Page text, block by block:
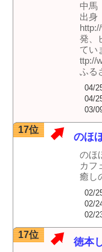
中馬
出
発、
てい
ttp://
ふる
04/
04/
03/
17位
のほ
のほ
カフ
癒し
02/
02/
02/
17位
徳本